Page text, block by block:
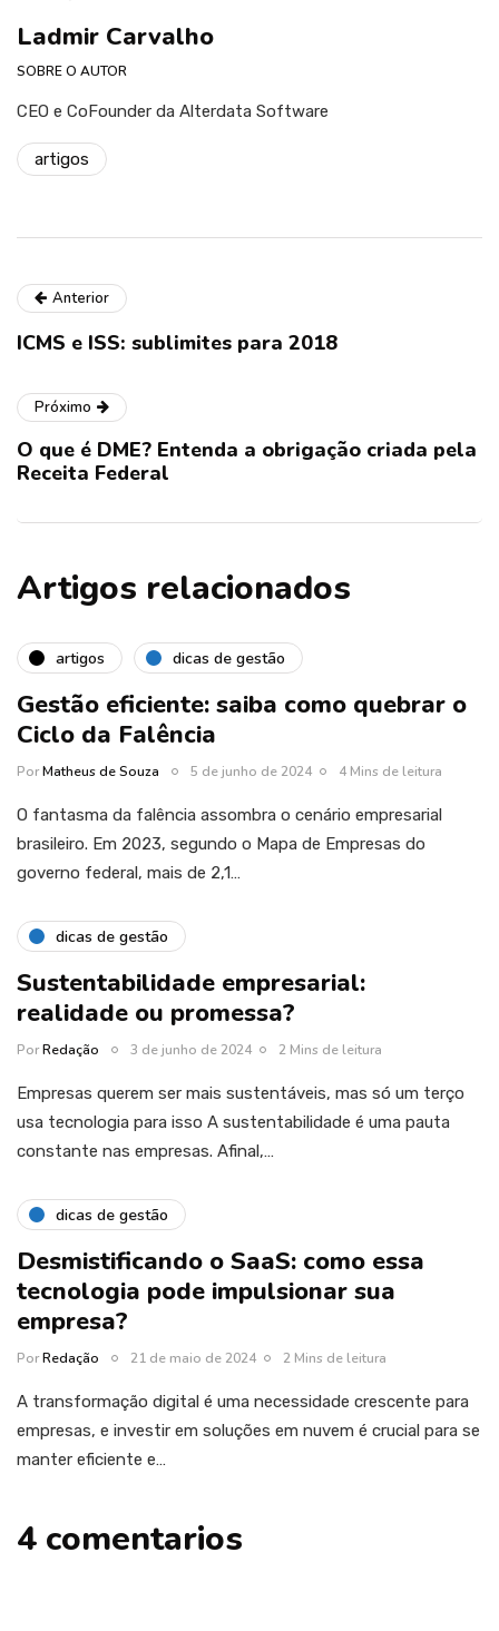
Ladmir Carvalho
SOBRE O AUTOR
CEO e CoFounder da Alterdata Software
artigos
Anterior
ICMS e ISS: sublimites para 2018
Próximo
O que é DME? Entenda a obrigação criada pela
Receita Federal
Artigos relacionados
artigos dicas de gestão
Gestão eficiente: saiba como quebrar o
Ciclo da Falência
PorMatheus de Souza 5 de junho de 2024 4 Mins de leitura
O fantasma da falência assombra o cenário empresarial
brasileiro. Em 2023, segundo o Mapa de Empresas do
governo federal, mais de 2,1…
dicas de gestão
Sustentabilidade empresarial:
realidade ou promessa?
PorRedação 3 de junho de 2024 2 Mins de leitura
Empresas querem ser mais sustentáveis, mas só um terço
usa tecnologia para isso A sustentabilidade é uma pauta
constante nas empresas. Afinal,…
dicas de gestão
Desmistificando o SaaS: como essa
tecnologia pode impulsionar sua
empresa?
PorRedação 21 de maio de 2024 2 Mins de leitura
A transformação digital é uma necessidade crescente para
empresas, e investir em soluções em nuvem é crucial para se
manter eficiente e…
4 comentarios